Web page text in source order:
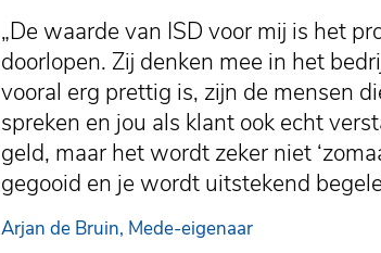
„De waarde van ISD voor mij is het
doorlopen. Zij denken mee in het
vooral erg prettig is, zijn de mensen
spreken en jou als klant ook echt
geld, maar het wordt zeker niet
gegooid en je wordt uitstekend
Arjan de Bruin, Mede-eigenaar